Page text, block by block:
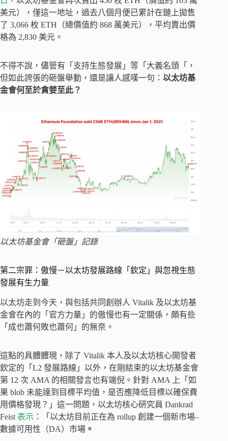
美元），僅這一地址，過去八個月便已累計在鏈上拋售
了 3,066 枚 ETH（總價值約 868 萬美元），平均賣出價
格為 2,830 美元。
不得不說，儘管有「支持生態發展」等「大義名頭「，
但如此誇張的砸盤舉動，還是讓人感嘆一句： 以太坊基
金會何至於貪婪至此？
以太坊基金會「砸盤」記錄
第二宗罪：傲慢－以太坊發展路線「欽定」與忽視生態
發展有生力量
以太坊走到今天，與包括共同創辦人 Vitalik 及以太坊基
金會在內的「官方力量」的傲慢也有一定關係，頗有些
「成也蕭何敗也蕭何」的無奈。
這點的具體體現，除了 Vitalik 本人及以太坊核心開發者
欽定的「L2 發展路線」以外，在剛結束的以太坊基金會
第 12 次 AMA 的相關發言也有端倪。針對 AMA 上「如
果 blob 未能達到目標平均值，是否應降低目標以確保費
用價格發現？」這一問題，以太坊核心研究員 Dankrad
Feist 表示 ：「以太坊目前正在為 rollup 創建一個新市場–
數據可用性（DA）市場 。